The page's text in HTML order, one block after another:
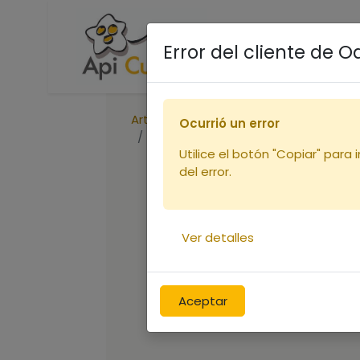
Accueil Boutique
Articles
Vêtements
Error del cliente de
Aceptar
Ocurrió un error
Utilice el botón "Copiar" para
del error.
Ver detalles